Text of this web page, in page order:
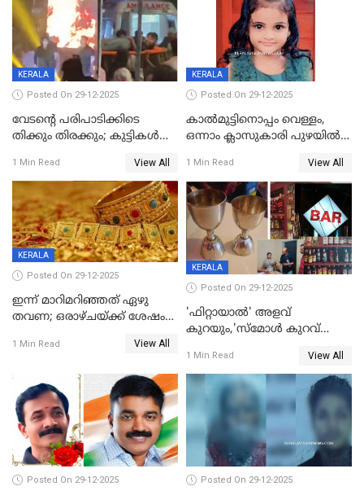
KERALA
Posted On 29-12-2025
വേടന്റെ പരിപാടിക്കിടെ
തിക്കും തിരക്കും; കുട്ടികള്‍
പരിക്ക്; പാളം മറികടന്ന
യുവാവ് ട്രെയിന്‍ തട്ടി മരിച്ചു
1 Min Read View All
KERALA
Posted On 29-12-2025
കാൽമുട്ടിനൊപ്പം വെള്ളം,
ഒന്നാം ക്ലാസുകാരി പുഴയിൽ
കുട്ടികൾക്കൊപ്പം
കളിക്കുന്നതിനിടെ
1 Min Read View All
KERALA
Posted On 29-12-2025
ഇന്ന് മാറിമറിഞ്ഞത് ഏഴു
തവണ; ഒരാഴ്ചയ്ക്ക് ശേഷം
1 Min Read View All
KERALA
Posted On 29-12-2025
'ഫിറ്റായാൽ' അളവ്
കുറയും,'സ്‌മോൾ കുറവ്
പിഴ
1 Min Read View All
Posted On 29-12-2025 Posted On 29-12-2025